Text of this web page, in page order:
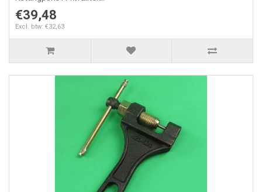
€39,48
Excl. btw: €32,63